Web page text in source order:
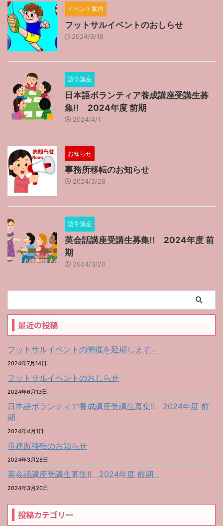
イベント案内
フットサルイベントのおしらせ
2024/6/18
語学講座
日本語ボランティア養成講座受講生募
集!! 2024年度 前期
2024/4/1
お知らせ
事務所移転のお知らせ
2024/3/28
語学講座
英会話講座受講生募集!! 2024年度 前
期
2024/3/20
最近の投稿
フットサルイベントの開催を延期します。
2024年7月14日
フットサルイベントのおしらせ
2024年6月13日
日本語ボランティア養成講座受講生募集!! 2024年度 前
期
2024年4月1日
事務所移転のお知らせ
2024年3月28日
英会話講座受講生募集!! 2024年度 前期
2024年3月20日
投稿カテゴリー